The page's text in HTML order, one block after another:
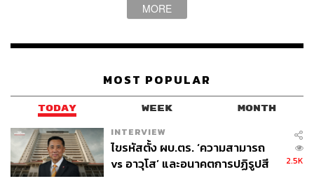
MORE
MOST POPULAR
TODAY WEEK MONTH
INTERVIEW
ไขรหัสตั้ง ผบ.ตร. ‘ความสามารถ
vs อาวุโส’ และอนาคตการปฏิรูปสี
2.5K